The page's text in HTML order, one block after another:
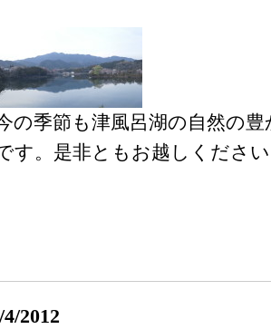
の季節も津風呂湖の自然の
す。是非ともお越しくださ
/4/2012